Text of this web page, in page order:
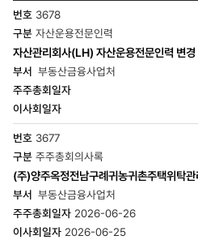
주요사업-
주택사업-
부동산금융-
보고/
공시사항
목록
-
번호,
구분,
공시사항,
부서,
주주총회일자,
이사회일자
3678
자산운용전문인력
자산관리회사(LH) 자산운용전문인력 변경
부동산금융사업처
3677
주주총회의사록
(주)양주옥정전남구례귀농귀촌주택위탁
사록 부동산금융사업처
2026-06-26
2026-06-25